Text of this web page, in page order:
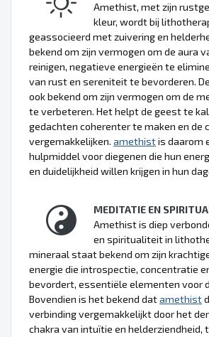
Amethist, met zijn
kleur, wordt bij
geassocieerd met zuivering en
bekend om zijn vermogen om de aura
reinigen, negatieve energieën te
van rust en sereniteit te bevorderen.
ook bekend om zijn vermogen om de
te verbeteren. Het helpt de geest te
gedachten coherenter te maken en de
vergemakkelijken. amethistis daarom
hulpmiddel voor diegenen die hun
en duidelijkheid willen krijgen in hun
MEDITATIE EN
Amethist is diep
en spiritualiteit in
mineraal staat bekend om zijn
energie die introspectie, concentratie
bevordert, essentiële elementen voor
Bovendien is het bekend datamethist
verbinding vergemakkelijkt door het
chakra van intuïtie en helderziendheid,